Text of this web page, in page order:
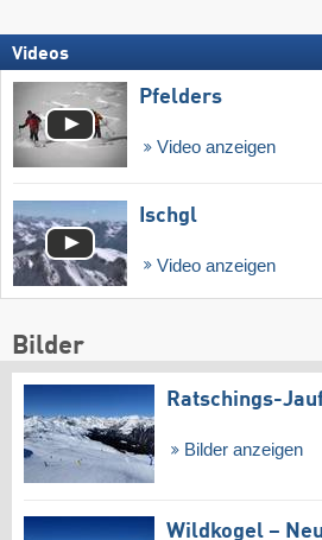
Videos
Pfelders
Video anzeigen
Ischgl
Video anzeigen
Bilder
Ratschings-
Bilder anzeigen
Wildkogel –